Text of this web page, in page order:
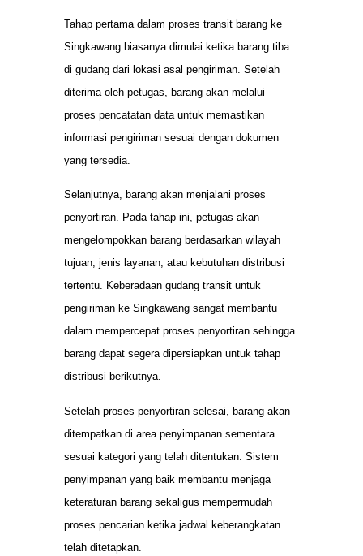
Tahap pertama dalam proses transit barang ke
Singkawang biasanya dimulai ketika barang tiba
di gudang dari lokasi asal pengiriman. Setelah
diterima oleh petugas, barang akan melalui
proses pencatatan data untuk memastikan
informasi pengiriman sesuai dengan dokumen
yang tersedia.
Selanjutnya, barang akan menjalani proses
penyortiran. Pada tahap ini, petugas akan
mengelompokkan barang berdasarkan wilayah
tujuan, jenis layanan, atau kebutuhan distribusi
tertentu. Keberadaan gudang transit untuk
pengiriman ke Singkawang sangat membantu
dalam mempercepat proses penyortiran sehingga
barang dapat segera dipersiapkan untuk tahap
distribusi berikutnya.
Setelah proses penyortiran selesai, barang akan
ditempatkan di area penyimpanan sementara
sesuai kategori yang telah ditentukan. Sistem
penyimpanan yang baik membantu menjaga
keteraturan barang sekaligus mempermudah
proses pencarian ketika jadwal keberangkatan
telah ditetapkan.